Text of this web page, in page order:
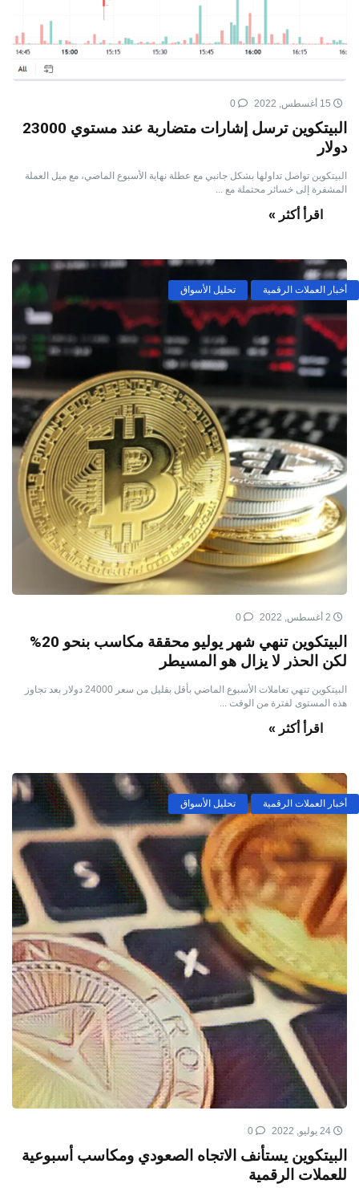
البيتكوين ترسل إشارات متضاربة عند مستوي 23000
دولار
البيتكوين تواصل تداولها بشكل جانبي مع عطلة نهاية الأسبوع الماضي، مع ميل العملة
المشفرة إلى خسائر محتملة مع ...
اقرأ أكثر »
أخبار العملات الرقمية تحليل الأسواق
البيتكوين تنهي شهر يوليو محققة مكاسب بنحو 20%
لكن الحذر لا يزال هو المسيطر
البيتكوين تنهي تعاملات الأسبوع الماضي بأقل بقليل من سعر 24000 دولار بعد تجاوز
هذه المستوى لفترة من الوقت ...
اقرأ أكثر »
أخبار العملات الرقمية تحليل الأسواق
البيتكوين يستأنف الاتجاه الصعودي ومكاسب أسبوعية
للعملات الرقمية